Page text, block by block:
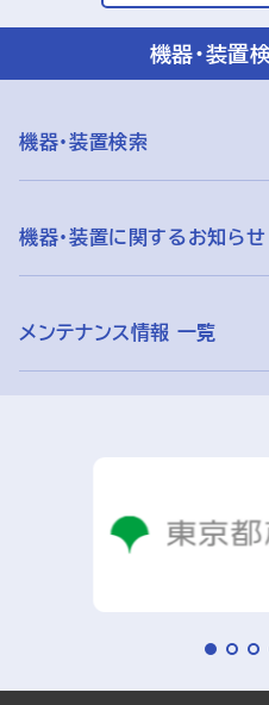
機器・装置
機器・装置検索
機器・装置に関するお知ら
メンテナンス情報 一覧